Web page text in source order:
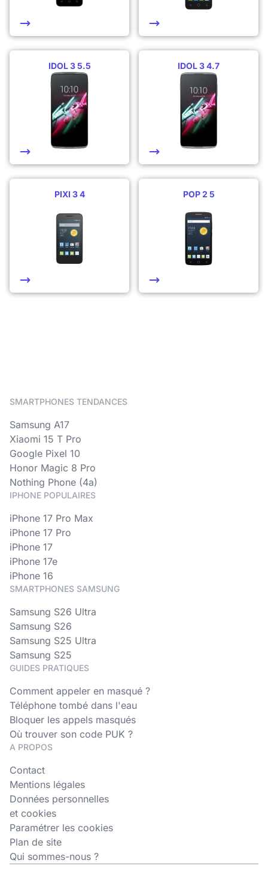
IDOL 3 5.5 IDOL 3 4.7
PIXI 3 4 POP 2 5
SMARTPHONES TENDANCES
Samsung A17
Xiaomi 15 T Pro
Google Pixel 10
Honor Magic 8 Pro
Nothing Phone (4a)
IPHONE POPULAIRES
iPhone 17 Pro Max
iPhone 17 Pro
iPhone 17
iPhone 17e
iPhone 16
SMARTPHONES SAMSUNG
Samsung S26 Ultra
Samsung S26
Samsung S25 Ultra
Samsung S25
GUIDES PRATIQUES
Comment appeler en masqué ?
Téléphone tombé dans l'eau
Bloquer les appels masqués
Où trouver son code PUK ?
A PROPOS
Contact
Mentions légales
Données personnelles
et cookies
Paramétrer les cookies
Plan de site
Qui sommes-nous ?